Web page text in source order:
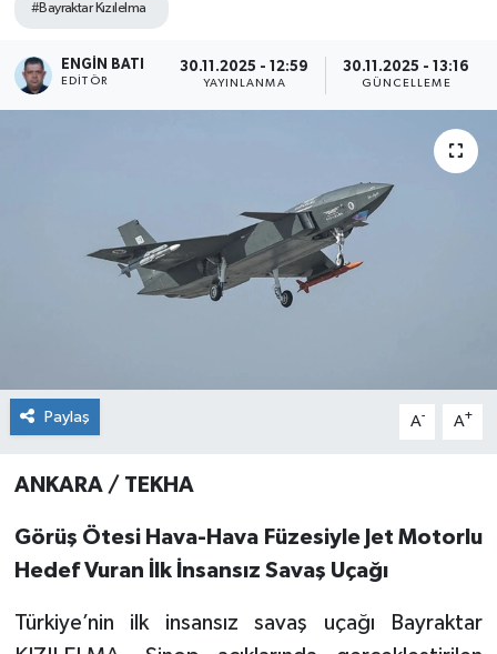
#Bayraktar Kızılelma
ENGIN BATI
EDITÖR
30.11.2025 - 12:59
YAYINLANMA
30.11.2025 - 13:16
GÜNCELLEME
Paylaş A- A+
ANKARA / TEKHA
Görüş Ötesi Hava-Hava Füzesiyle Jet Motorlu
Hedef Vuran İlk İnsansız Savaş Uçağı
Türkiye’nin ilk insansız savaş uçağı Bayraktar